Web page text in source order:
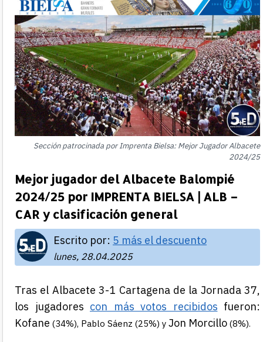
Sección patrocinada por Imprenta Bielsa: Mejor Jugador Albacete
2024/25
Mejor jugador del Albacete Balompié
2024/25 por IMPRENTA BIELSA | ALB –
CAR y clasificación general
Escrito por: 5 más el descuento
lunes, 28.04.2025
Tras el Albacete 3-1 Cartagena de la Jornada 37,
los jugadores con más votos recibidos fueron:
Kofane (34%), Pablo Sáenz (25%) y Jon Morcillo (8%).